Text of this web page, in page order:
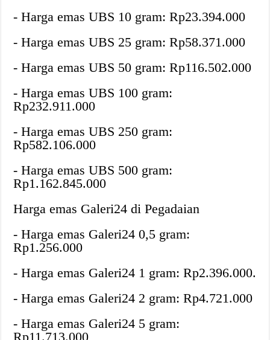
‎- Harga emas UBS 10 gram: Rp23.394.000
‎- Harga emas UBS 25 gram: Rp58.371.000
‎- Harga emas UBS 50 gram: Rp116.502.000
‎- Harga emas UBS 100 gram:
Rp232.911.000
‎- Harga emas UBS 250 gram:
Rp582.106.000
‎- Harga emas UBS 500 gram:
Rp1.162.845.000
‎Harga emas Galeri24 di Pegadaian
‎- Harga emas Galeri24 0,5 gram:
Rp1.256.000
‎- Harga emas Galeri24 1 gram: Rp2.396.000.
‎- Harga emas Galeri24 2 gram: Rp4.721.000
‎- Harga emas Galeri24 5 gram:
Rp11.713.000